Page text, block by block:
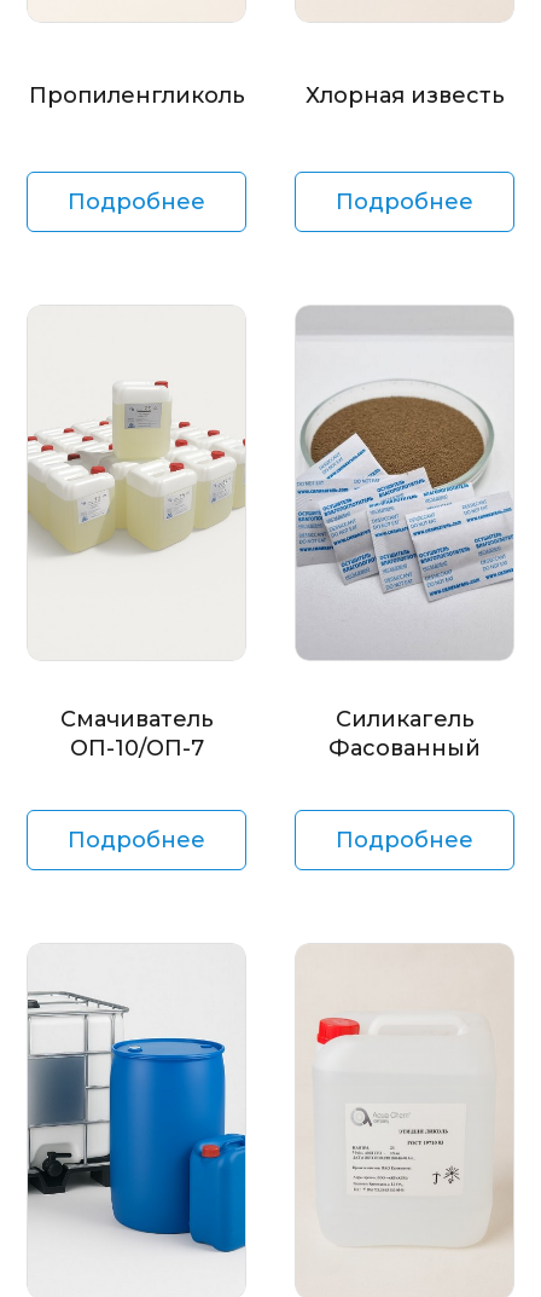
Пропиленгликоль
Подробнее
Хлорная известь
Подробнее
Смачиватель
ОП-10/ОП-7
Подробнее
Силикагель
Фасованный
Подробнее